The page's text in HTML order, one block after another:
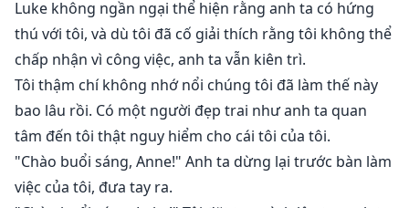
Luke không ngần ngại thể hiện rằng anh ta có hứng
thú với tôi, và dù tôi đã cố giải thích rằng tôi không thể
chấp nhận vì công việc, anh ta vẫn kiên trì.
Tôi thậm chí không nhớ nổi chúng tôi đã làm thế này
bao lâu rồi. Có một người đẹp trai như anh ta quan
tâm đến tôi thật nguy hiểm cho cái tôi của tôi.
"Chào buổi sáng, Anne!" Anh ta dừng lại trước bàn làm
việc của tôi, đưa tay ra.